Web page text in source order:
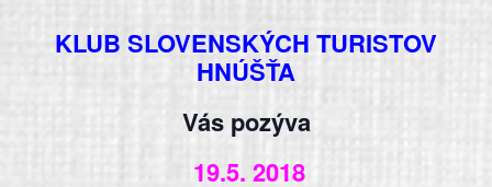
KLUB SLOVENSKÝCH TURISTOV
HNÚŠŤA
Vás pozýva
19.5. 2018